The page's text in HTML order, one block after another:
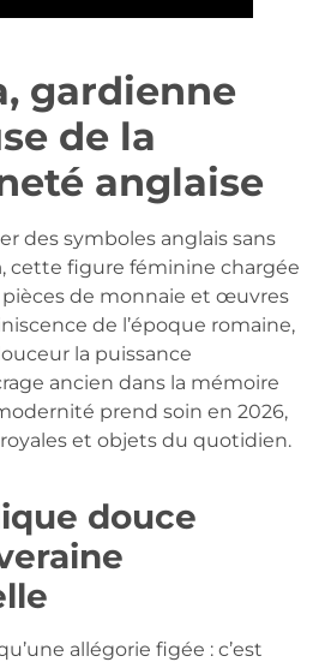
gardienne
de la
anglaise
des symboles anglais sans
, cette figure féminine chargée
pièces de monnaie et œuvres
de l’époque romaine,
la puissance
ancien dans la mémoire
prend soin en 2026,
et objets du quotidien.
douce
allégorie figée : c’est